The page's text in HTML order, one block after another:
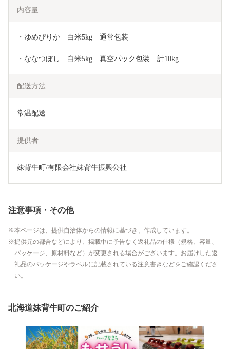
内容量
・ゆめぴりか　白米5kg　通常包装
・ななつぼし　白米5kg　真空パック包装　計10kg
配送方法
常温配送
提供者
妹背牛町/有限会社妹背牛振興公社
注意事項・その他
本ページは、提供自治体からの情報に基づき、作成しています。
提供元の都合などにより、掲載中に予告なく返礼品の仕様（規格、容量、
パッケージ、原材料など）が変更される場合がございます。お届けした返
礼品のパッケージやラベルに記載されている注意書きなどをご確認くださ
い。
北海道妹背牛町のご紹介